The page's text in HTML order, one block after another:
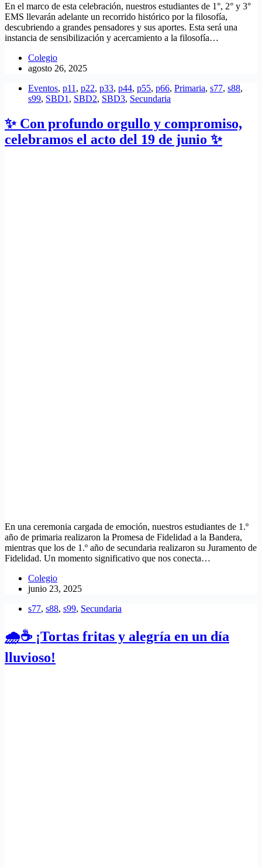
En el marco de esta celebración, nuestros estudiantes de 1°, 2° y 3°
EMS llevarán adelante un recorrido histórico por la filosofía,
descubriendo a grandes pensadores y sus aportes. Esta será una
instancia de sensibilización y acercamiento a la filosofía…
Colegio
agosto 26, 2025
Eventos, p11 , p22, p33, p44, p55, p66, Primaria, s77, s88,
s99, SBD1 , SBD2, SBD3, Secundaria
✨ Con profundo orgullo y compromiso,
celebramos el acto del 19 de junio ✨
En una ceremonia cargada de emoción, nuestros estudiantes de 1.º
año de primaria realizaron la Promesa de Fidelidad a la Bandera,
mientras que los de 1.º año de secundaria realizaron su Juramento de
Fidelidad. Un momento significativo que nos conecta…
Colegio
junio 23, 2025
s77, s88, s99, Secundaria
🌧️☕ ¡Tortas fritas y alegría en un día
lluvioso!